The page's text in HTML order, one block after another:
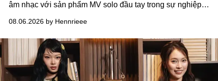
âm nhạc với sản phẩm MV solo đầu tay trong sự nghiệp -
bước chuyển mình của 14 Casper sau chương trình, mà
còn mở ra một chương mới trong hành trình nghệ thuật
của nam nghệ sĩ khi lần đầu tiên anh trình làng một MV
solo được đầu tư toàn diện từ sáng tác, sản xuất, trình
diễn đến hình ảnh.
08.06.2026 by Hennrieee